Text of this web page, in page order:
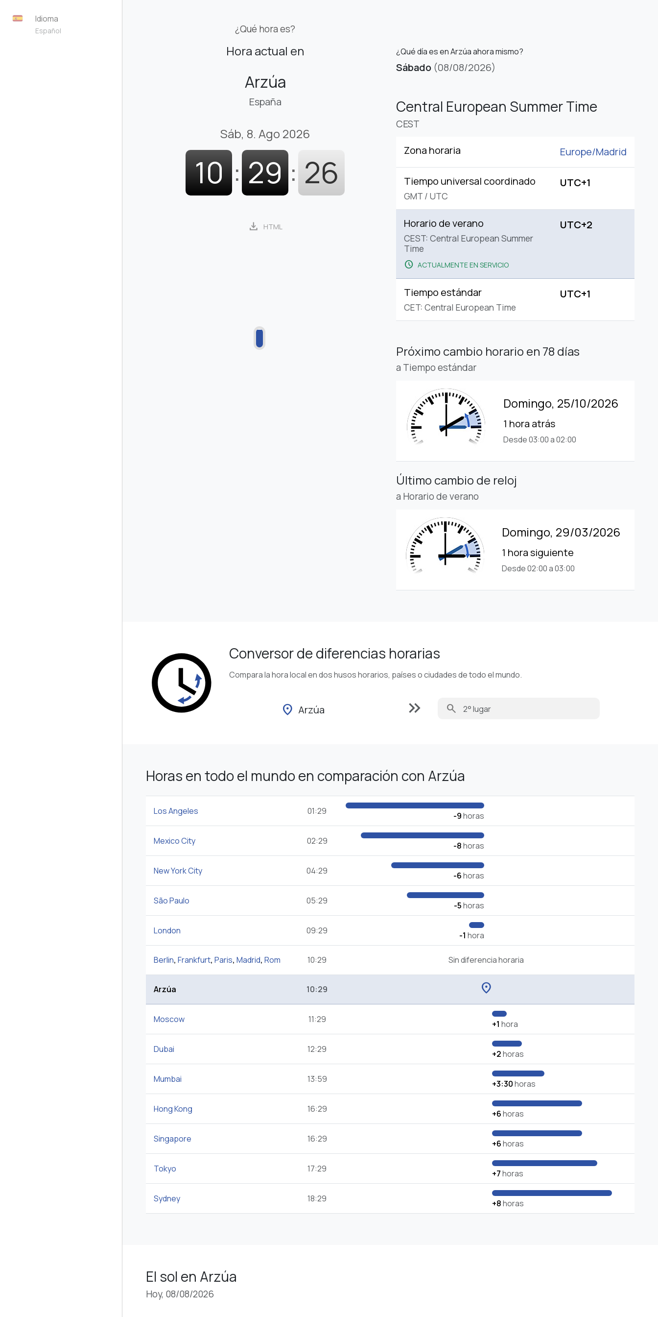
Idioma
Español ¿Qué hora es?
Hora actual en
Arzúa
España
Sáb, 8. Ago 2026
10 : 29 : 27
download HTML
¿Qué día es en Arzúa ahora mismo?
Sábado (08/08/2026)
Central European Summer Time
CEST
Zona horaria Europe/Madrid
Tiempo universal coordinado
GMT / UTC
UTC+1
Horario de verano
CEST: Central European Summer
Time
schedule ACTUALMENTE EN SERVICIO
UTC+2
Tiempo estándar
CET: Central European Time
UTC+1
Próximo cambio horario en 78 días
a Tiempo estándar
Domingo, 25/10/2026
1 hora atrás
Desde 03:00 a 02:00
Último cambio de reloj
a Horario de verano
Domingo, 29/03/2026
1 hora siguiente
Desde 02:00 a 03:00
Conversor de diferencias horarias
Compara la hora local en dos husos horarios, países o ciudades de todo el mundo.
location_on Arzúa keyboard_double_arrow_right search
Horas en todo el mundo en comparación con Arzúa
Los Angeles 01:29 -9horas
Mexico City 02:29 -8horas
New York City 04:29 -6horas
São Paulo 05:29 -5horas
London 09:29 -1 hora
Berlin, Frankfurt, Paris, Madrid, Rom 10:29 Sin diferencia horaria
Arzúa 10:29 location_on
Moscow 11:29 +1 hora
Dubai 12:29 +2horas
Mumbai 13:59 +3:30horas
Hong Kong 16:29 +6horas
Singapore 16:29 +6horas
Tokyo 17:29 +7horas
Sydney 18:29 +8horas
El sol en Arzúa
Hoy, 08/08/2026